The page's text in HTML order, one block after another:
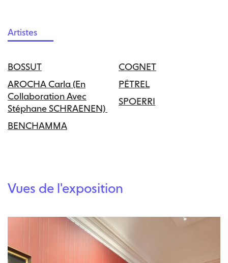
Artistes
BOSSUT
AROCHA Carla (en
Collaboration Avec
Stéphane SCHRAENEN)
BENCHAMMA
COGNET
PÉTREL
SPOERRI
Vues de l'exposition